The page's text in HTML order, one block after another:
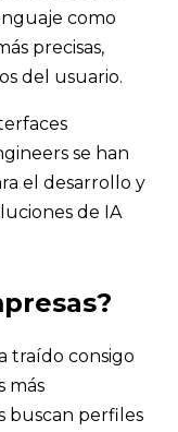
como
precisas,
del usuario.
se han
el desarrollo y
de IA
traído consigo
más
buscan perfiles